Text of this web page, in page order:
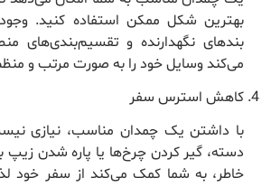
بهترین شکل ممکن استفاده کنید.
بندهای نگهدارنده و تقسیم‌بندی‌های
می‌کند وسایل خود را به صورت مرتب و
کاهش استرس سفر
با داشتن یک چمدان مناسب، نیازی
دسته، گیر کردن چرخ‌ها یا پاره شدن زیپ
خاطر، به شما کمک می‌کند از سفر خود